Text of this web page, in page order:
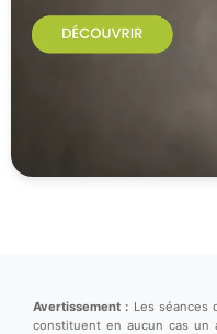
Avertissement : Les séances
constituent en aucun cas un